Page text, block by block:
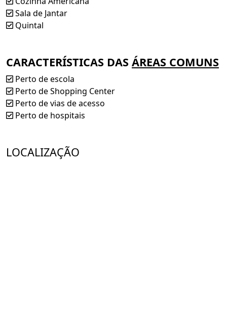
Sala de Jantar
Quintal
CARACTERÍSTICAS DAS ÁREAS COMUNS
Perto de escola
Perto de Shopping Center
Perto de vias de acesso
Perto de hospitais
LOCALIZAÇÃO